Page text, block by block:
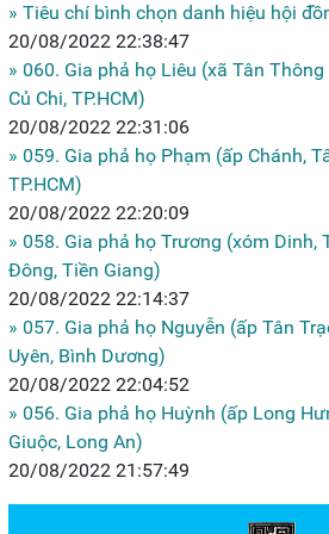
» Tiêu chí bình chọn danh hiệu hội
20/08/2022 22:38:47
» 060. Gia phả họ Liêu (xã Tân
Củ Chi, TP.HCM)
20/08/2022 22:31:06
» 059. Gia phả họ Phạm (ấp Chánh,
TP.HCM)
20/08/2022 22:20:09
» 058. Gia phả họ Trương (xóm Dinh,
Đông, Tiền Giang)
20/08/2022 22:14:37
» 057. Gia phả họ Nguyễn (ấp Tân
Uyên, Bình Dương)
20/08/2022 22:04:52
» 056. Gia phả họ Huỳnh (ấp Long
Giuộc, Long An)
20/08/2022 21:57:49